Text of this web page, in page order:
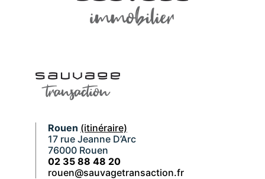
Rouen (itinéraire)
17 rue Jeanne D’Arc
76000 Rouen
02 35 88 48 20
rouen@sauvagetransaction.fr